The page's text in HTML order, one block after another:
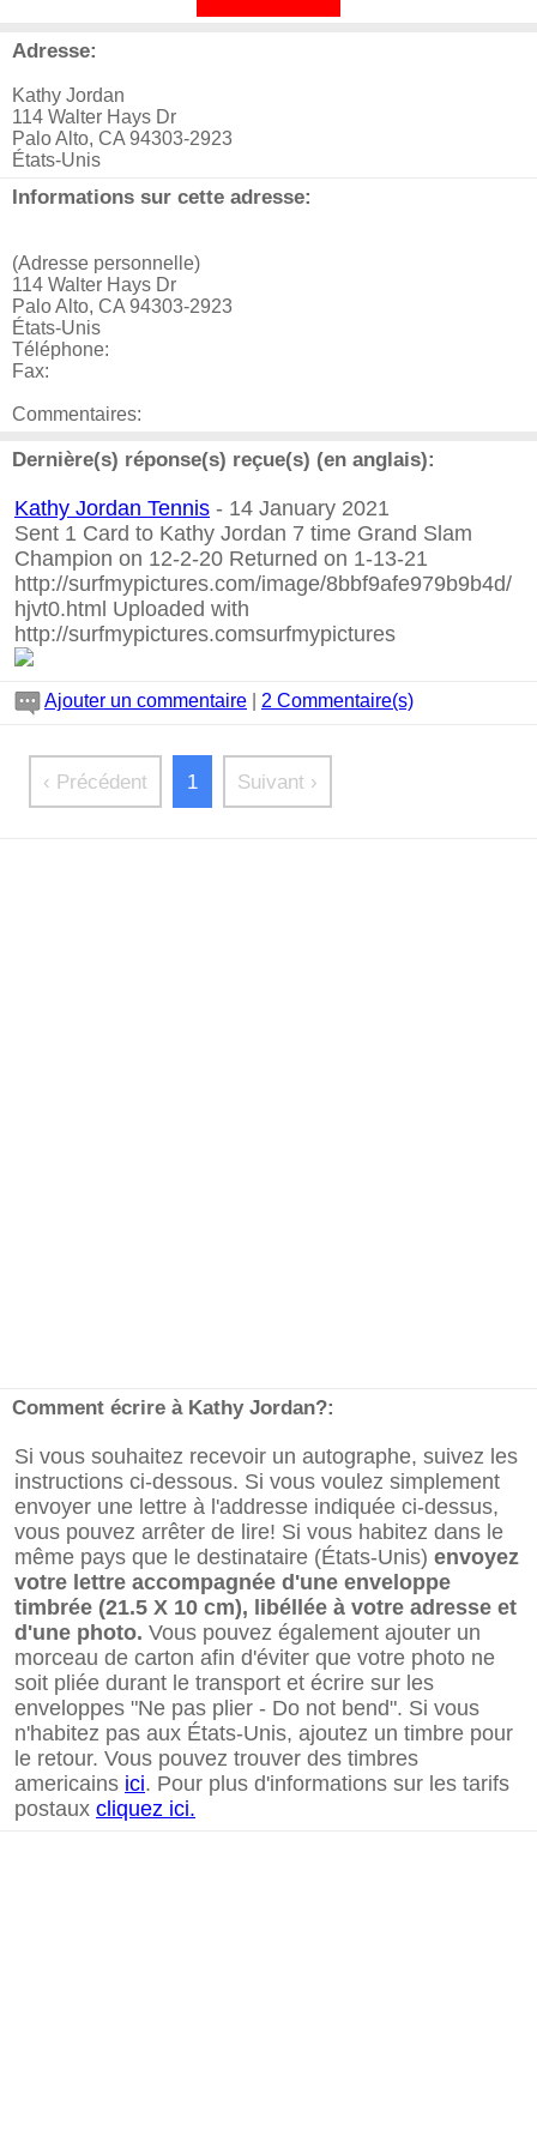
Adresse:
Kathy Jordan
114 Walter Hays Dr
Palo Alto, CA 94303-2923
États-Unis
Informations sur cette adresse:
(Adresse personnelle)
114 Walter Hays Dr
Palo Alto, CA 94303-2923
États-Unis
Téléphone:
Fax:
Commentaires:
Dernière(s) réponse(s) reçue(s) (en anglais):
Kathy Jordan Tennis - 14 January 2021
Sent 1 Card to Kathy Jordan 7 time Grand Slam
Champion on 12-2-20 Returned on 1-13-21
http://surfmypictures.com/image/8bbf9afe979b9b4d/
hjvt0.html Uploaded with
http://surfmypictures.comsurfmypictures
Ajouter un commentaire 2 Commentaire(s)
‹ Précédent 1 Suivant ›
Comment écrire à Kathy Jordan?:
Si vous souhaitez recevoir un autographe, suivez les
instructions ci-dessous. Si vous voulez simplement
envoyer une lettre à l'addresse indiquée ci-dessus,
vous pouvez arrêter de lire! Si vous habitez dans le
même pays que le destinataire (États-Unis) envoyez
votre lettre accompagnée d'une enveloppe
timbrée (21.5 X 10 cm), libéllée à votre adresse et
d'une photo. Vous pouvez également ajouter un
morceau de carton afin d'éviter que votre photo ne
soit pliée durant le transport et écrire sur les
enveloppes "Ne pas plier - Do not bend". Si vous
n'habitez pas aux États-Unis, ajoutez un timbre pour
le retour. Vous pouvez trouver des timbres
americains ici. Pour plus d'informations sur les tarifs
postaux cliquez ici.